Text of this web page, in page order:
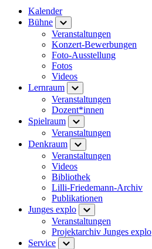
Kalender
Bühne
Veranstaltungen
Konzert-Bewerbungen
Foto-Ausstellung
Fotos
Videos
Lernraum
Veranstaltungen
Dozent*innen
Spielraum
Veranstaltungen
Denkraum
Veranstaltungen
Videos
Bibliothek
Lilli-Friedemann-Archiv
Publikationen
Junges explo
Veranstaltungen
Projektarchiv Junges explo
Service